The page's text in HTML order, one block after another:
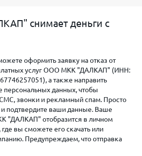
снимает деньги с
оформить заявку на отказ от
услуг ООО МКК "ДАЛКАП" (ИНН:
а также направить
персональных данных, чтобы
СМС, звонки и рекламный спам. Просто
и подтвердите ваши данные. Ваше
"ДАЛКАП" отобразится в личном
вы сможете его скачать или
Предупреждаем, что отправка